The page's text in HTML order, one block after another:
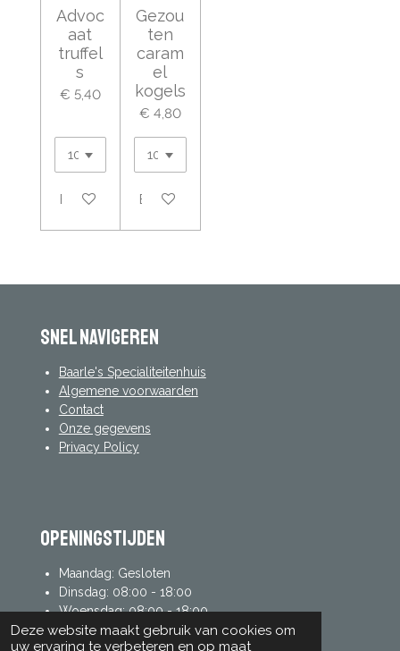
Deze website maakt gebruik van cookies om
uw ervaring te verbeteren en op maat
Advoc
aat
truffel
s
€ 5,40
Bekijk details
Gezou
ten
caram
el
kogels
€ 4,80
Bekijk details
Snel navigeren
Baarle's Specialiteitenhuis
Algemene voorwaarden
Contact
Onze gegevens
Privacy Policy
Openingstijden
Maandag: Gesloten
Dinsdag: 08:00 - 18:00
Woensdag: 08:00 - 18:00
Donderdag: 08:00 - 18:00